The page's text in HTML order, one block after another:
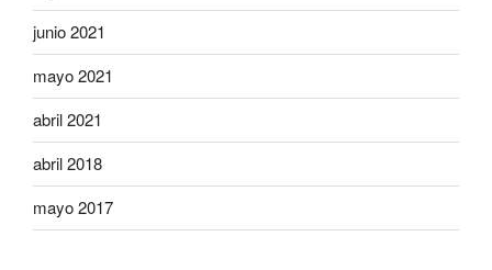
junio 2021
mayo 2021
abril 2021
abril 2018
mayo 2017